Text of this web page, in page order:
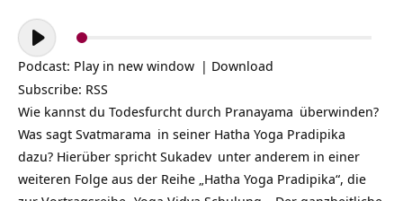
Audio-
Player
Podcast: Play in new window | Download
Subscribe: RSS
Wie kannst du Todesfurcht durch Pranayama überwinden?
Was sagt Svatmarama in seiner Hatha Yoga Pradipika
dazu? Hierüber spricht Sukadev unter anderem in einer
weiteren Folge aus der Reihe „Hatha Yoga Pradipika“, die